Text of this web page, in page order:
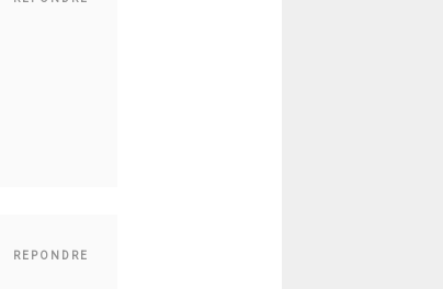
REPONDRE